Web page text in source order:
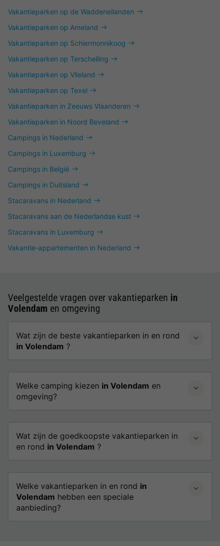
Vakantieparken op de Waddeneilanden
Vakantieparken op Ameland
Vakantieparken op Schiermonnikoog
Vakantieparken op Terschelling
Vakantieparken op Vlieland
Vakantieparken op Texel
Vakantieparken in Zeeuws Vlaanderen
Vakantieparken in Noord Beveland
Campings in Nederland
Campings in Luxemburg
Campings in België
Campings in Duitsland
Stacaravans in Nederland
Stacaravans aan de Nederlandse kust
Stacaravans in Luxemburg
Vakantie-appartementen in Nederland
Veelgestelde vragen over vakantieparken in
Volendam en omgeving
Wat zijn de beste vakantieparken in en rond
in Volendam ?
Welke camping kiezen in Volendam en
omgeving?
Wat zijn de goedkoopste vakantieparken in
en rond in Volendam ?
Welke vakantieparken in en rond in
Volendam hebben een speciale
aanbieding?